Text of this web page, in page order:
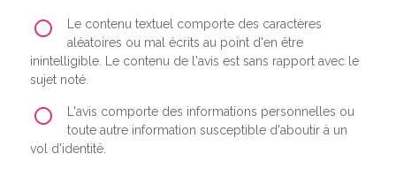
Le contenu textuel comporte des caractères
aléatoires ou mal écrits au point d'en être
inintelligible. Le contenu de l'avis est sans rapport avec le
sujet noté.
L'avis comporte des informations personnelles ou
toute autre information susceptible d'aboutir à un
vol d'identité.